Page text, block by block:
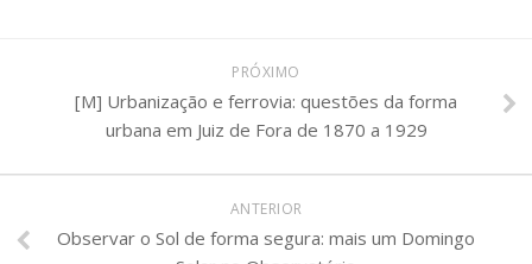
PRÓXIMO
[M] Urbanização e ferrovia: questões da forma
urbana em Juiz de Fora de 1870 a 1929
ANTERIOR
Observar o Sol de forma segura: mais um Domingo